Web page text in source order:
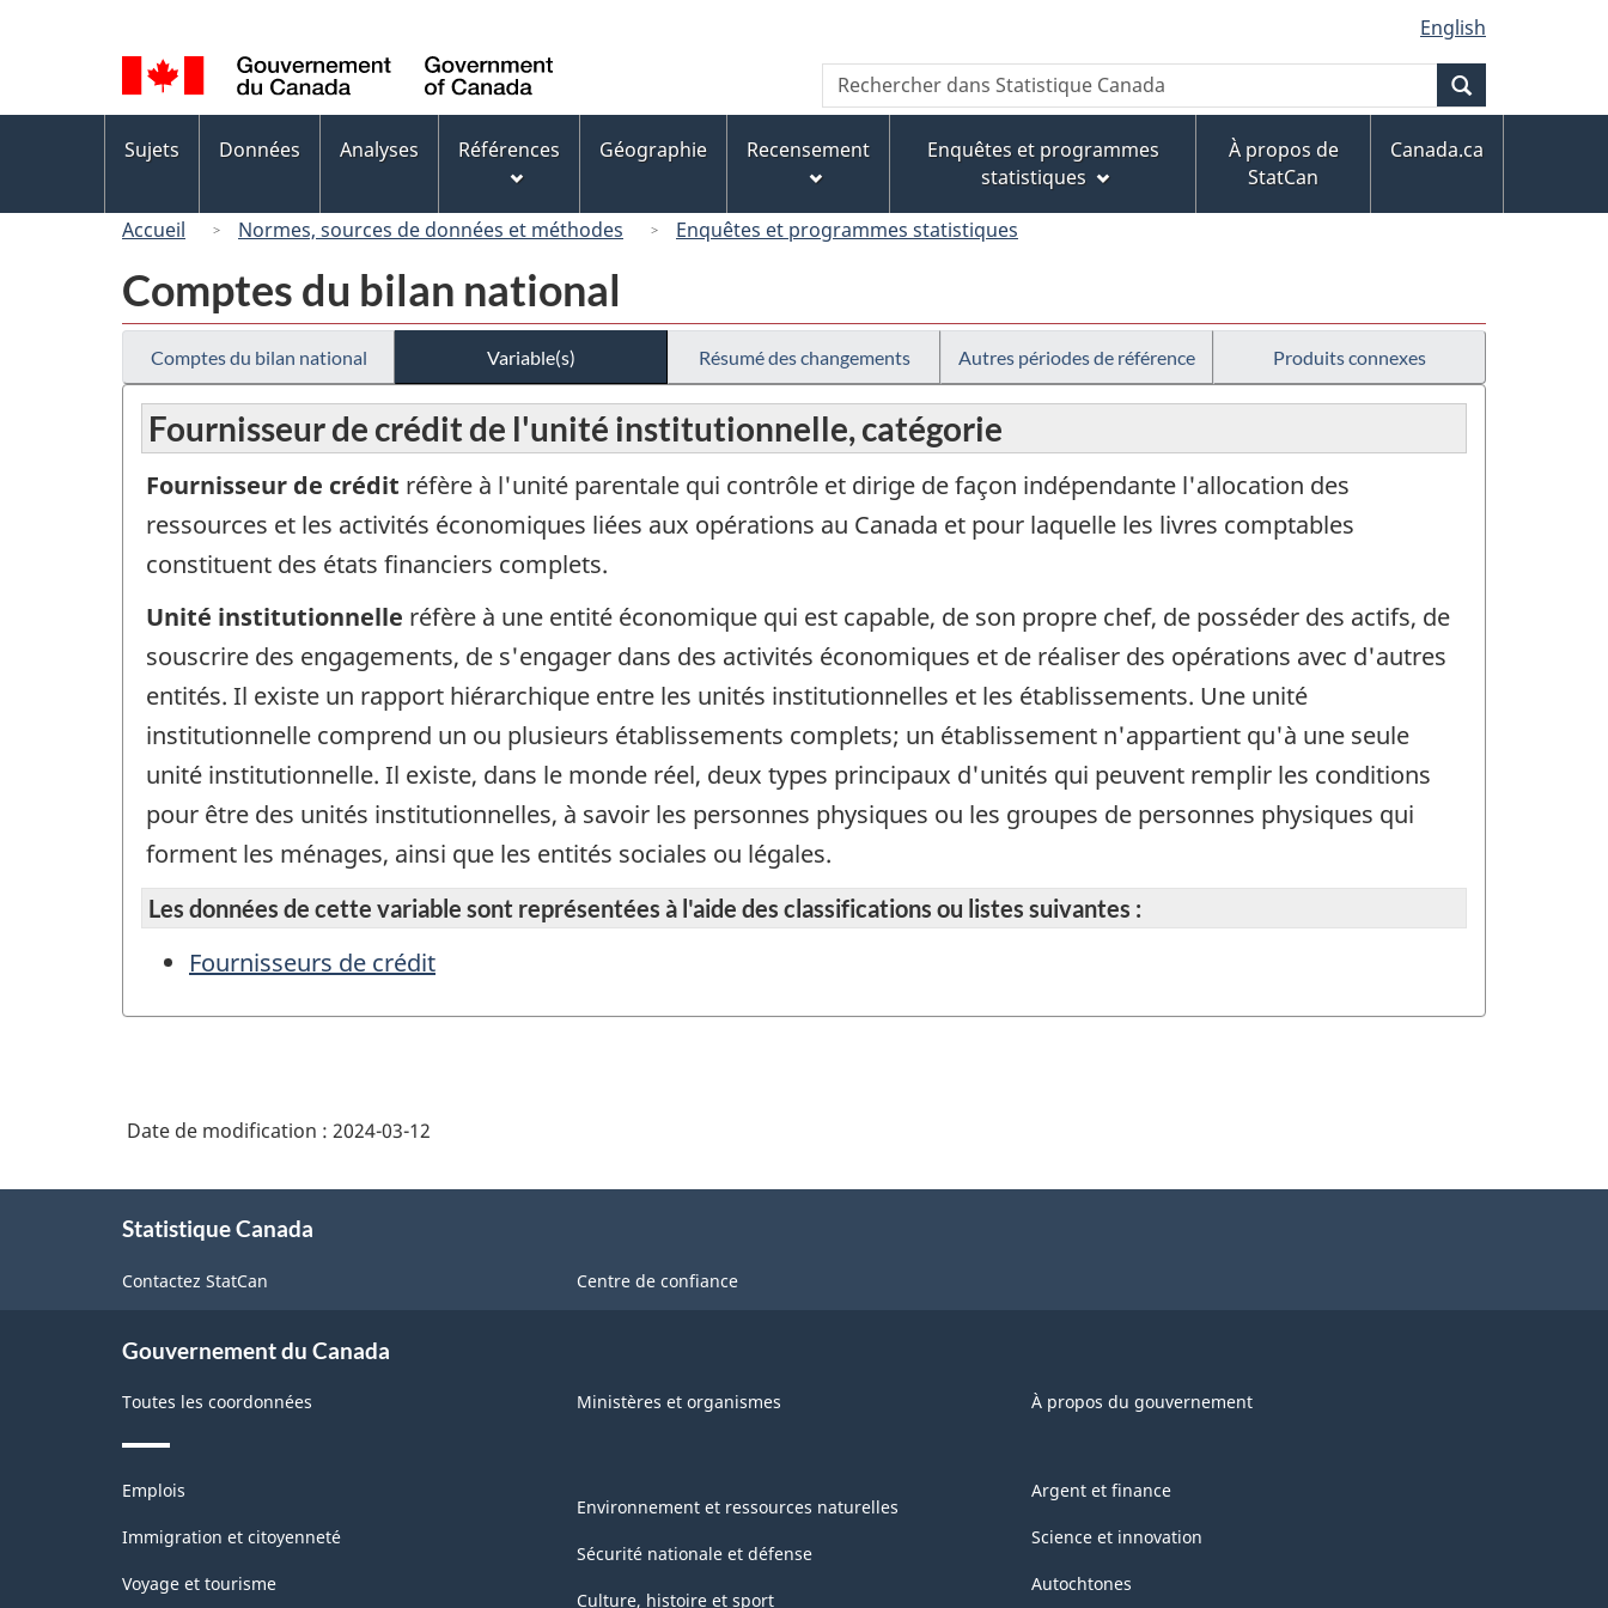
au
contenu
principal
« À
propos
de
ce
version
HTML
simplifiée
de
la
langue
English
Canada
Recherche
Rechercher
dans
Canada
des
Sujets Données Analyses Références Géographie Recensement
Enquêtes et programmes
statistiques
À propos de
StatCan
Canada.ca
Accueil Normes, sources de données et méthodes Enquêtes et programmes statistiques
Comptes du bilan national
Comptes du bilan national Variable(s) Résumé des changements Autres périodes de référence Produits connexes
Fournisseur de crédit de l'unité institutionnelle, catégorie
Fournisseur de crédit réfère à l'unité parentale qui contrôle et dirige de façon indépendante l'allocation des
ressources et les activités économiques liées aux opérations au Canada et pour laquelle les livres comptables
constituent des états financiers complets.
Unité institutionnelle réfère à une entité économique qui est capable, de son propre chef, de posséder des actifs, de
souscrire des engagements, de s'engager dans des activités économiques et de réaliser des opérations avec d'autres
entités. Il existe un rapport hiérarchique entre les unités institutionnelles et les établissements. Une unité
institutionnelle comprend un ou plusieurs établissements complets; un établissement n'appartient qu'à une seule
unité institutionnelle. Il existe, dans le monde réel, deux types principaux d'unités qui peuvent remplir les conditions
pour être des unités institutionnelles, à savoir les personnes physiques ou les groupes de personnes physiques qui
forment les ménages, ainsi que les entités sociales ou légales.
Les données de cette variable sont représentées à l'aide des classifications ou listes suivantes :
Fournisseurs de crédit
Date de modification : 2024-03-12
Statistique Canada
Contactez StatCan Centre de confiance
Gouvernement du Canada
Toutes les coordonnées Ministères et organismes À propos du gouvernement
Thèmes
sujets
Emplois
Immigration et citoyenneté
Voyage et tourisme
Environnement et ressources naturelles
Sécurité nationale et défense
Culture, histoire et sport
Argent et finance
Science et innovation
Autochtones